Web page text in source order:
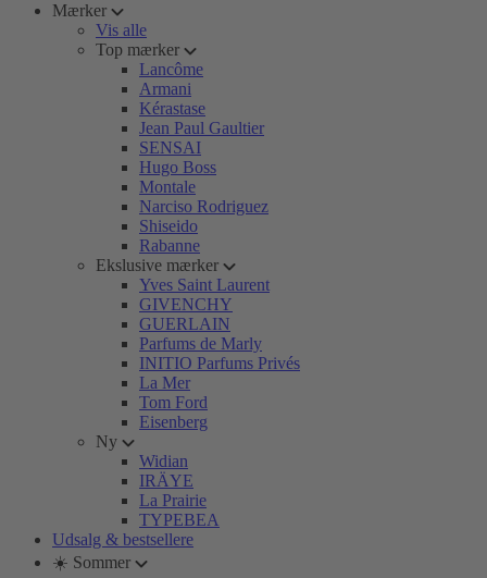
Mærker
Vis alle
Top mærker
Lancôme
Armani
Kérastase
Jean Paul Gaultier
SENSAI
Hugo Boss
Montale
Narciso Rodriguez
Shiseido
Rabanne
Ekslusive mærker
Yves Saint Laurent
GIVENCHY
GUERLAIN
Parfums de Marly
INITIO Parfums Privés
La Mer
Tom Ford
Eisenberg
Ny
Widian
IRÄYE
La Prairie
TYPEBEA
Udsalg & bestsellere
☀️ Sommer